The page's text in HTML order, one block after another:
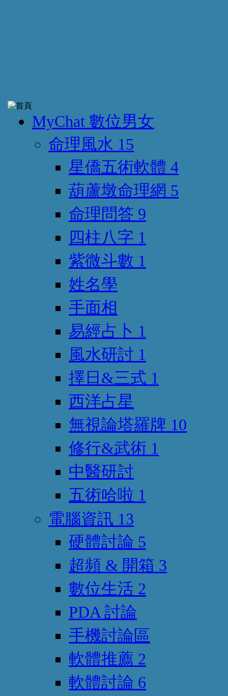
MyChat 數位男女
命理風水 15
星僑五術軟體 4
葫蘆墩命理網 5
命理問答 9
四柱八字 1
紫微斗數 1
姓名學
手面相
易經占卜 1
風水研討 1
擇日&三式 1
西洋占星
無視論塔羅牌 10
修行&武術 1
中醫研討
五術哈啦 1
電腦資訊 13
硬體討論 5
超頻 & 開箱 3
數位生活 2
PDA 討論
手機討論區
軟體推薦 2
軟體討論 6